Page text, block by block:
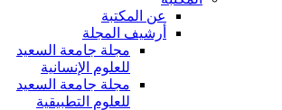
عن المكتبة
أرشيف المجلة
مجلة جامعة السعيد
للعلوم الإنسانية
مجلة جامعة السعيد
للعلوم التطبيقية